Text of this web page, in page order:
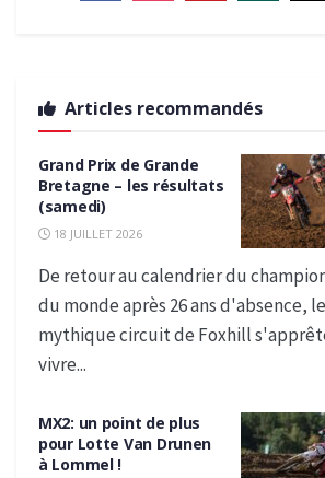
Articles recommandés
Grand Prix de Grande
Bretagne – les résultats
(samedi)
18 JUILLET 2026
De retour au calendrier du
du monde après 26 ans d'absence, le
mythique circuit de Foxhill
vivre...
MX2: un point de plus
pour Lotte Van Drunen
à Lommel !